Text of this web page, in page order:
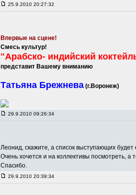
25.9.2010 20:27:32
Впервые на сцене!
Смесь культур!
"Арабско- индийский
представит Вашему вниманию
Татьяна Брежнева (г.Воронеж)
29.9.2010 09:26:34
Леонид, скажите, а список выступающих
Очень хочется и на коллективы посмотреть, а
Спасибо.
29.9.2010 20:39:34